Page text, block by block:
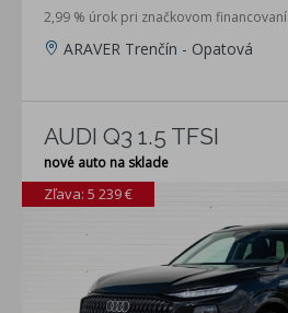
2,99 % úrok pri značkovom financovaní
ARAVER Trenčín - Opatová
AUDI Q3 1.5 TFSI
nové auto na sklade
Zľava: 5 239 €